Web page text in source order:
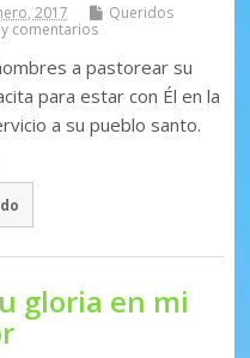
2017
Queridos
comentarios
a pastorear su
para estar con Él en la
a su pueblo santo.
gloria en mi